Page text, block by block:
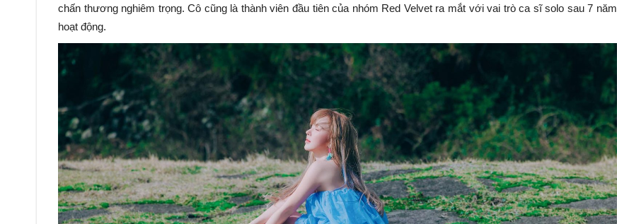
chấn thương nghiêm trọng. Cô cũng là thành viên đầu tiên của nhóm Red Velvet ra mắt với vai trò ca sĩ solo sau 7 năm
hoạt động.